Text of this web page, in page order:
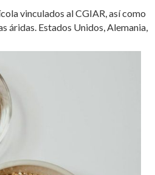
vinculados al CGIAR, así como
áridas. Estados Unidos, Alemania,